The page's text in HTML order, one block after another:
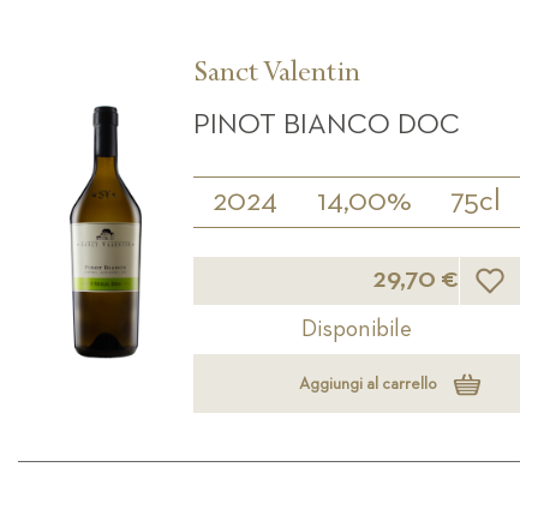
Sanct Valentin
PINOT BIANCO DOC
2024 14,00% 75cl
29,70 € Lista
Disponibile
Aggiungi al carrello